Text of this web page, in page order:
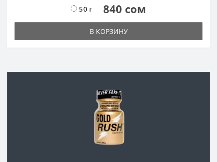
50 г 840 сом
В КОРЗИНУ